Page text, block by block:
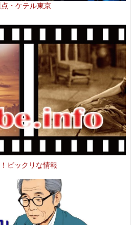
・ケテル東京
ビックリな情報